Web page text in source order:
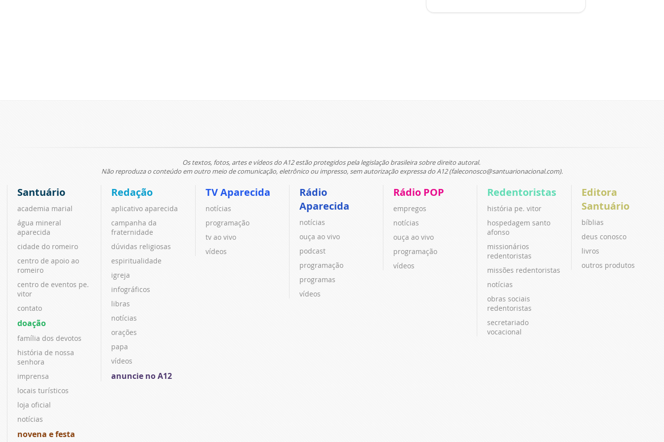
Os textos, fotos, artes e vídeos do A12 estão protegidos pela legislação brasileira sobre direito autoral.
Não reproduza o conteúdo em outro meio de comunicação, eletrônico ou impresso, sem autorização expressa do A12 (faleconosco@santuarionacional.com).
Santuário
academia marial
água mineral
aparecida
cidade do romeiro
centro de apoio ao
romeiro
centro de eventos pe.
vitor
contato
doação
família dos devotos
história de nossa
senhora
imprensa
locais turísticos
loja oficial
notícias
novena e festa
Redação
aplicativo aparecida
campanha da
fraternidade
dúvidas religiosas
espiritualidade
igreja
infográficos
libras
notícias
orações
papa
vídeos
anuncie no A12
TV Aparecida
notícias
programação
tv ao vivo
vídeos
Rádio
Aparecida
notícias
ouça ao vivo
podcast
programação
programas
vídeos
Rádio POP
empregos
notícias
ouça ao vivo
programação
vídeos
Redentoristas
história pe. vitor
hospedagem santo
afonso
missionários
redentoristas
missões redentoristas
notícias
obras sociais
redentoristas
secretariado
vocacional
Editora
Santuário
bíblias
deus conosco
livros
outros produtos